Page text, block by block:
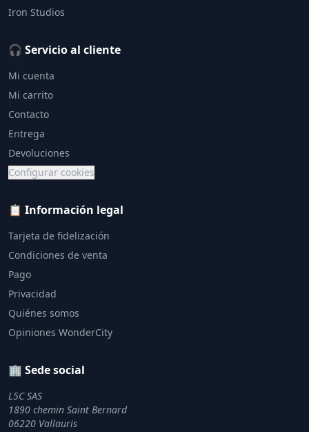
Iron Studios
🎧 Servicio al cliente
Mi cuenta
Mi carrito
Contacto
Entrega
Devoluciones
Configurar cookies
📋 Información legal
Tarjeta de fidelización
Condiciones de venta
Pago
Privacidad
Quiénes somos
Opiniones WonderCity
🏢 Sede social
L5C SAS
1890 chemin Saint Bernard
06220 Vallauris